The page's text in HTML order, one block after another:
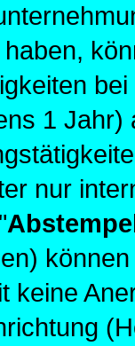
1
nur
keine